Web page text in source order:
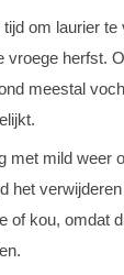
tijd om laurier te
vroege herfst.
meestal
met mild weer
het
of kou, omdat